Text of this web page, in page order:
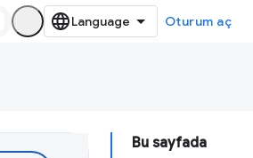
Oturum aç
Bu sayfada